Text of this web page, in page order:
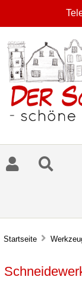
Startseite